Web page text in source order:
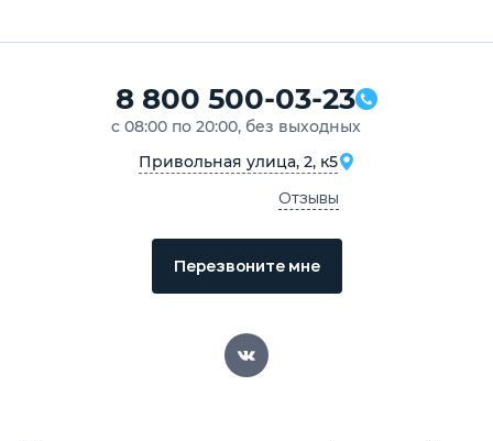
8 800 500-03-23
с 08:00 по 20:00, без выходных
Привольная улица, 2, к5
Отзывы
Перезвоните мне